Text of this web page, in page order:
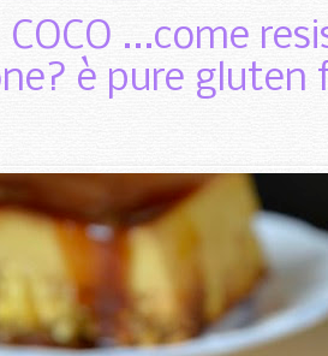
COCO ...come
è pure gluten